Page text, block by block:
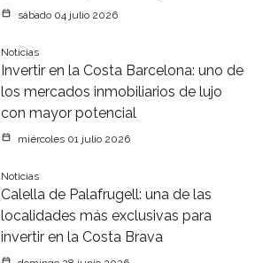
sábado 04 julio 2026
Noticias
Invertir en la Costa Barcelona: uno de
los mercados inmobiliarios de lujo
con mayor potencial
miércoles 01 julio 2026
Noticias
Calella de Palafrugell: una de las
localidades más exclusivas para
invertir en la Costa Brava